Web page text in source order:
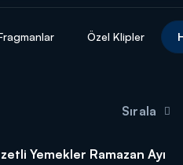
Özel Klipler
Sırala
Yemekler Ramazan Ayı